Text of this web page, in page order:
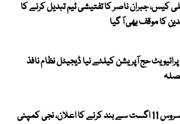
کیس، جبران ناصر کا تفتیشی ٹیم تبدیل کرنے کا
کا موقف بھی آ گیا
2027: پرائیویٹ حج آپریشن کیلئے نیا ڈیجیٹل نظام نافذ
میٹرو بس سروس 11 اگست سے بند کرنے کا اعلان، نجی کمپنی